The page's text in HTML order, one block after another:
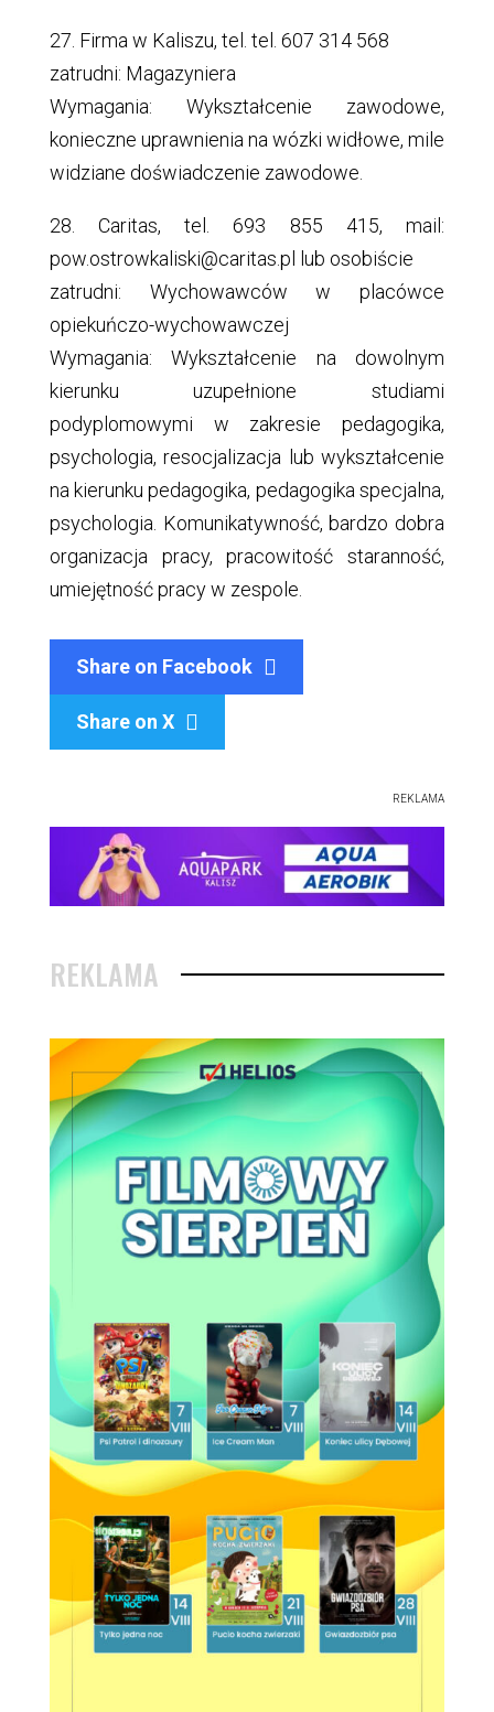
27. Firma w Kaliszu, tel. tel. 607 314 568
zatrudni: Magazyniera
Wymagania: Wykształcenie zawodowe,
konieczne uprawnienia na wózki widłowe, mile
widziane doświadczenie zawodowe.
28. Caritas, tel. 693 855 415, mail:
pow.ostrowkaliski@caritas.pl lub osobiście
zatrudni: Wychowawców w placówce
opiekuńczo-wychowawczej
Wymagania: Wykształcenie na dowolnym
kierunku uzupełnione studiami
podyplomowymi w zakresie pedagogika,
psychologia, resocjalizacja lub wykształcenie
na kierunku pedagogika, pedagogika specjalna,
psychologia. Komunikatywność, bardzo dobra
organizacja pracy, pracowitość staranność,
umiejętność pracy w zespole.
Share on Facebook
Share on X 
REKLAMA
REKLAMA